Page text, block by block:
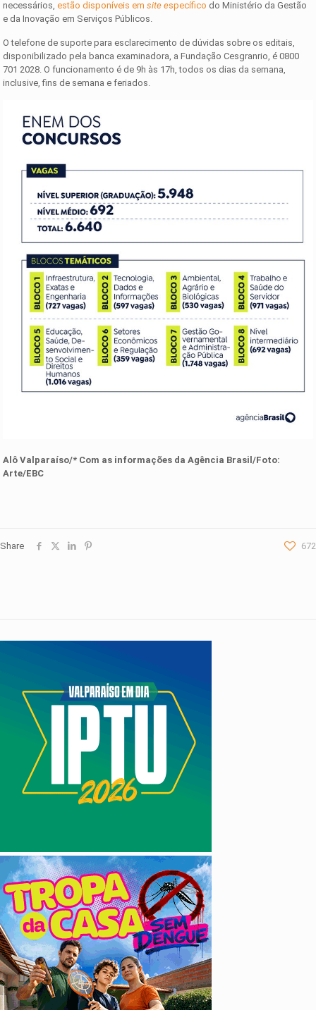
necessários,estão disponíveis em site específico do Ministério da Gestão
e da Inovação em Serviços Públicos.
O telefone de suporte para esclarecimento de dúvidas sobre os editais,
disponibilizado pela banca examinadora, a Fundação Cesgranrio, é 0800
701 2028. O funcionamento é de 9h às 17h, todos os dias da semana,
inclusive, fins de semana e feriados.
Alô Valparaíso/* Com as informações daAgência Brasil/Foto:
Arte/EBC
Share 672